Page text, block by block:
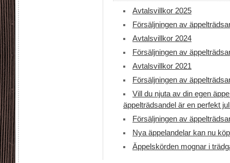
Avtalsvillkor 2025
Försäljningen av
Avtalsvillkor 2024
Försäljningen av
Avtalsvillkor 2021
Försäljningen av
Vill du njuta av din egen
äppelträdsandel är en perfekt
Försäljningen av
Nya äppelandelar kan nu
Äppelskörden mognar i